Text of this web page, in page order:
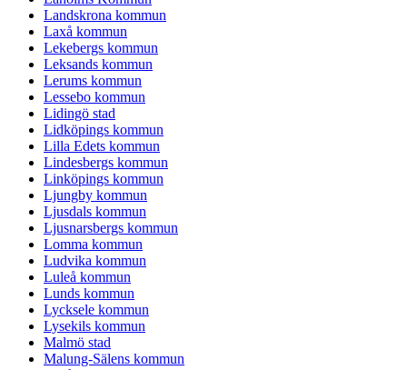
Landskrona kommun
Laxå kommun
Lekebergs kommun
Leksands kommun
Lerums kommun
Lessebo kommun
Lidingö stad
Lidköpings kommun
Lilla Edets kommun
Lindesbergs kommun
Linköpings kommun
Ljungby kommun
Ljusdals kommun
Ljusnarsbergs kommun
Lomma kommun
Ludvika kommun
Luleå kommun
Lunds kommun
Lycksele kommun
Lysekils kommun
Malmö stad
Malung-Sälens kommun